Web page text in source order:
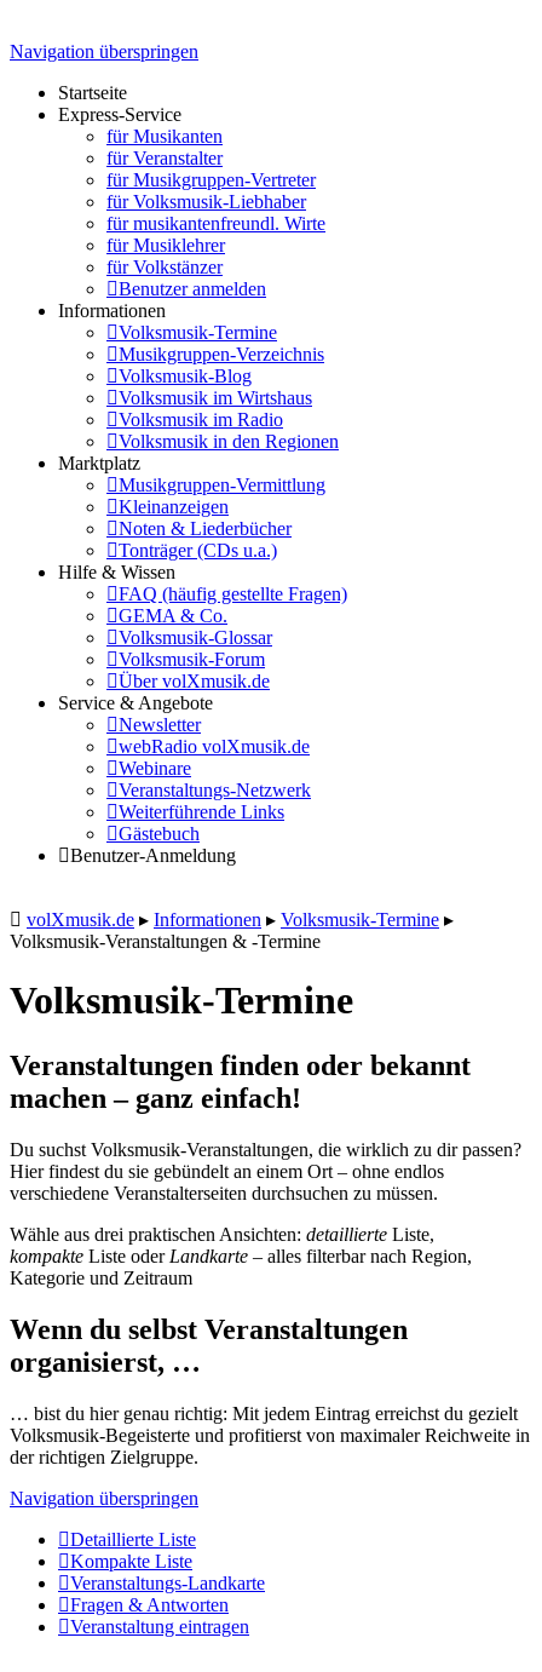
Navigation überspringen
Startseite
Express-Service
für Musikanten
für Veranstalter
für Musikgruppen-Vertreter
für Volksmusik-Liebhaber
für musikantenfreundl. Wirte
für Musiklehrer
für Volkstänzer
Benutzer anmelden
Informationen
Volksmusik-Termine
Musikgruppen-Verzeichnis
Volksmusik-Blog
Volksmusik im Wirtshaus
Volksmusik im Radio
Volksmusik in den Regionen
Marktplatz
Musikgruppen-Vermittlung
Kleinanzeigen
Noten & Liederbücher
Tonträger (CDs u.a.)
Hilfe & Wissen
FAQ (häufig gestellte Fragen)
GEMA & Co.
Volksmusik-Glossar
Volksmusik-Forum
Über volXmusik.de
Service & Angebote
Newsletter
webRadio volXmusik.de
Webinare
Veranstaltungs-Netzwerk
Weiterführende Links
Gästebuch
Benutzer-Anmeldung
volXmusik.de ▸ Informationen ▸ Volksmusik-Termine ▸
Volksmusik-Veranstaltungen & -Termine
Volksmusik-Termine
Veranstaltungen finden oder bekannt
machen – ganz einfach!
Du suchst Volksmusik-Veranstaltungen, die wirklich zu dir passen?
Hier findest du sie gebündelt an einem Ort – ohne endlos
verschiedene Veranstalterseiten durchsuchen zu müssen.
Wähle aus drei praktischen Ansichten: detaillierte Liste,
kompakte Liste oder Landkarte – alles filterbar nach Region,
Kategorie und Zeitraum
Wenn du selbst Veranstaltungen
organisierst, …
… bist du hier genau richtig: Mit jedem Eintrag erreichst du gezielt
Volksmusik-Begeisterte und profitierst von maximaler Reichweite in
der richtigen Zielgruppe.
Navigation überspringen
Detaillierte Liste
Kompakte Liste
Veranstaltungs-Landkarte
Fragen & Antworten
Veranstaltung eintragen